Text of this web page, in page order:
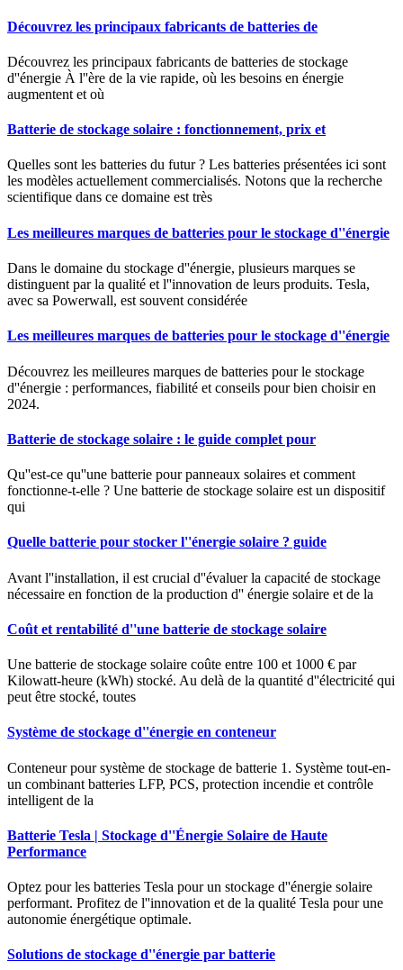
Découvrez les principaux fabricants de batteries de
Découvrez les principaux fabricants de batteries de stockage
d''énergie À l''ère de la vie rapide, où les besoins en énergie
augmentent et où
Batterie de stockage solaire : fonctionnement, prix et
Quelles sont les batteries du futur ? Les batteries présentées ici sont
les modèles actuellement commercialisés. Notons que la recherche
scientifique dans ce domaine est très
Les meilleures marques de batteries pour le stockage d''énergie
Dans le domaine du stockage d''énergie, plusieurs marques se
distinguent par la qualité et l''innovation de leurs produits. Tesla,
avec sa Powerwall, est souvent considérée
Les meilleures marques de batteries pour le stockage d''énergie
Découvrez les meilleures marques de batteries pour le stockage
d''énergie : performances, fiabilité et conseils pour bien choisir en
2024.
Batterie de stockage solaire : le guide complet pour
Qu''est-ce qu''une batterie pour panneaux solaires et comment
fonctionne-t-elle ? Une batterie de stockage solaire est un dispositif
qui
Quelle batterie pour stocker l''énergie solaire ? guide
Avant l''installation, il est crucial d''évaluer la capacité de stockage
nécessaire en fonction de la production d'' énergie solaire et de la
Coût et rentabilité d''une batterie de stockage solaire
Une batterie de stockage solaire coûte entre 100 et 1000 € par
Kilowatt-heure (kWh) stocké. Au delà de la quantité d''électricité qui
peut être stocké, toutes
Système de stockage d''énergie en conteneur
Conteneur pour système de stockage de batterie 1. Système tout-en-
un combinant batteries LFP, PCS, protection incendie et contrôle
intelligent de la
Batterie Tesla | Stockage d''Énergie Solaire de Haute
Performance
Optez pour les batteries Tesla pour un stockage d''énergie solaire
performant. Profitez de l''innovation et de la qualité Tesla pour une
autonomie énergétique optimale.
Solutions de stockage d''énergie par batterie